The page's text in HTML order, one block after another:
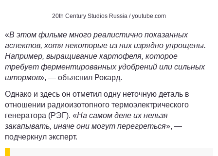
20th Century Studios Russia / youtube.com
«В этом фильме много реалистично показанных
аспектов, хотя некоторые из них изрядно упрощены.
Например, выращивание картофеля, которое
требует ферментированных удобрений или сильных
штормов», — объяснил Рокард.
Однако и здесь он отметил одну неточную деталь в
отношении радиоизотопного термоэлектрического
генератора (РЭГ). «На самом деле их нельзя
закапывать, иначе они могут перегреться», —
подчеркнул эксперт.